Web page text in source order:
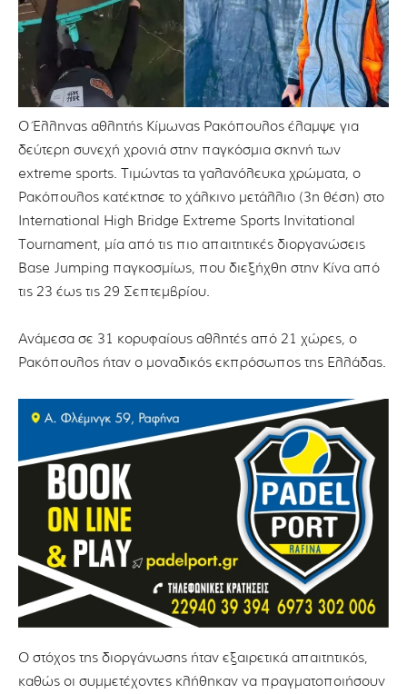
Ο Έλληνας αθλητής Κίμωνας Ρακόπουλος έλαμψε για
δεύτερη συνεχή χρονιά στην παγκόσμια σκηνή των
extreme sports. Τιμώντας τα γαλανόλευκα χρώματα, ο
Ρακόπουλος κατέκτησε το χάλκινο μετάλλιο (3η θέση) στο
International High Bridge Extreme Sports Invitational
Tournament, μία από τις πιο απαιτητικές διοργανώσεις
Base Jumping παγκοσμίως, που διεξήχθη στην Κίνα από
τις 23 έως τις 29 Σεπτεμβρίου.
Ανάμεσα σε 31 κορυφαίους αθλητές από 21 χώρες, ο
Ρακόπουλος ήταν ο μοναδικός εκπρόσωπος της Ελλάδας.
Ο στόχος της διοργάνωσης ήταν εξαιρετικά απαιτητικός,
καθώς οι συμμετέχοντες κλήθηκαν να πραγματοποιήσουν